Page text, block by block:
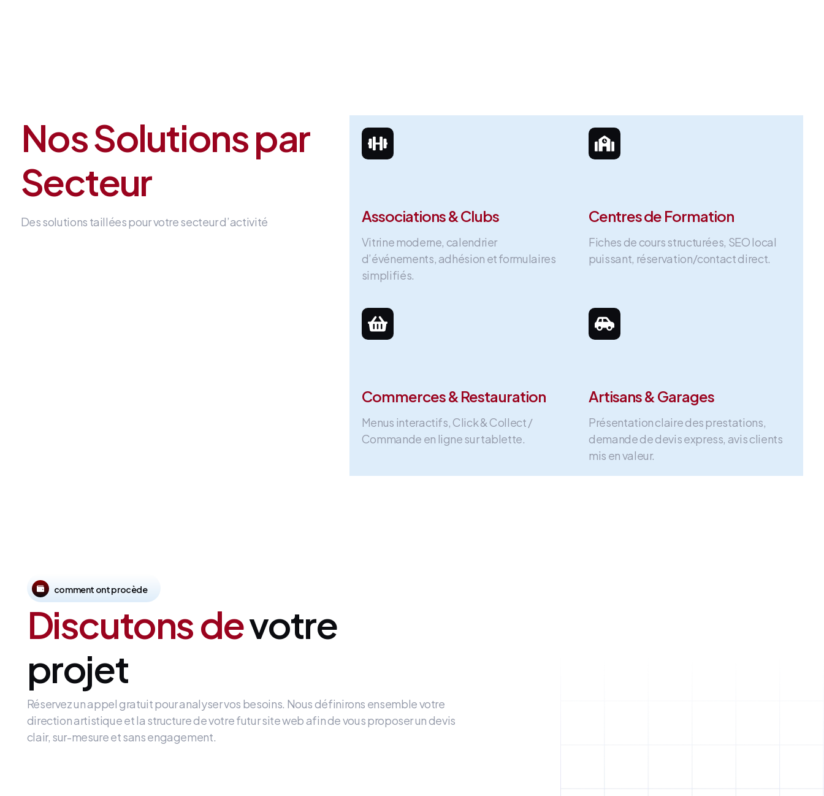
Nos Solutions par
Secteur
Des solutions taillées pour votre secteur d’activité Associations & Clubs
Vitrine moderne, calendrier
d’événements, adhésion et formulaires
simplifiés.
Centres de Formation
Fiches de cours structurées, SEO local
puissant, réservation/contact direct.
Commerces & Restauration
Menus interactifs, Click & Collect /
Commande en ligne sur tablette.
Artisans & Garages
Présentation claire des prestations,
demande de devis express, avis clients
mis en valeur.
comment ont procède
Discutons devotre
projet
Réservez un appel gratuit pour analyser vos besoins. Nous définirons ensemble votre
direction artistique et la structure de votre futur site web afin de vous proposer un devis
clair, sur-mesure et sans engagement.